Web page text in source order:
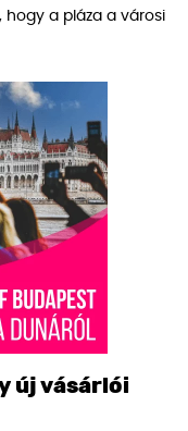
hogy a pláza a városi
új vásárlói